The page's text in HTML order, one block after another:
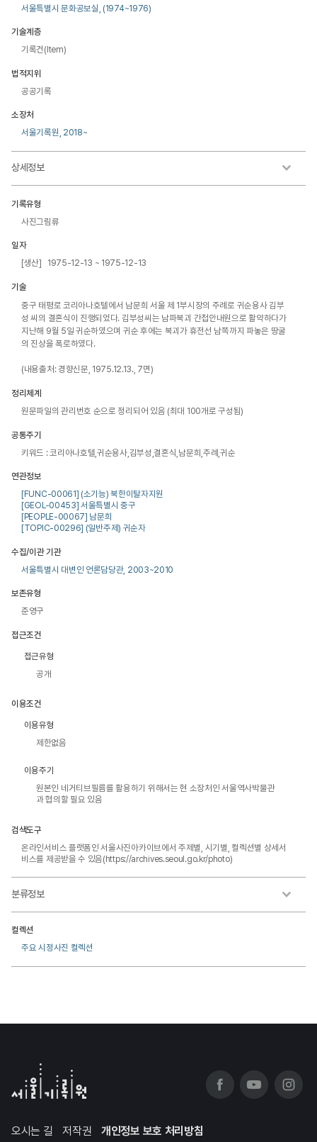
서울특별시 문화공보실, (1974~1976)
기술계층
기록건(Item)
법적지위
공공기록
소장처
서울기록원, 2018~
상세정보
기록유형
사진그림류
일자
[생산] 1975-12-13 ~ 1975-12-13
기술
중구 태평로 코리아나호텔에서 남문희 서울 제 1부시장의 주례로 귀순용사 김부
성 씨의 결혼식이 진행되었다. 김부성씨는 남파북괴 간첩안내원으로 활약하다가
지난해 9월 5일 귀순하였으며 귀순 후에는 북괴가 휴전선 남쪽까지 파놓은 땅굴
의 진상을 폭로하였다.
(내용출처: 경향신문, 1975.12.13., 7면)
정리체계
원문파일의 관리번호 순으로 정리되어 있음 (최대 100개로 구성됨)
공통주기
키워드 : 코리아나호텔,귀순용사,김부성,결혼식,남문희,주례,귀순
연관정보
[FUNC-00061] (소기능) 북한이탈자지원
[GEOL-00453] 서울특별시 중구
[PEOPLE-00067] 남문희
[TOPIC-00296] (일반주제) 귀순자
수집/이관 기관
서울특별시 대변인 언론담당관, 2003~2010
보존유형
준영구
접근조건
접근유형
공개
이용조건
이용유형
제한없음
이용주기
원본인 네거티브필름를 활용하기 위해서는 현 소장처인 서울역사박물관
과 협의할 필요 있음
검색도구
온라인서비스 플랫폼인 서울사진아카이브에서 주제별, 시기별, 컬렉션별 상세서
비스를 제공받을 수 있음(https://archives.seoul.go.kr/photo)
분류정보
컬렉션
주요 시정사진 컬렉션
오시는 길 저작권 개인정보 보호 처리방침